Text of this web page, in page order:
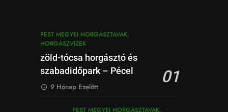
PEST MEGYEI HORGÁSZTAVAK,
HORGÁSZVIZEK
zöld-tócsa horgásztó és
szabadidőpark – Pécel
01
9 Hónap Ezelőtt
PEST MEGYEI HORGÁSZTAVAK,